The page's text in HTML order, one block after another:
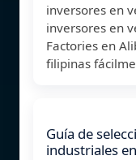
inversores en
inversores en
Factories en
filipinas
Guía de
industriales